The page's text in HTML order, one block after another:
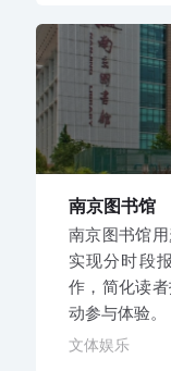
南京图书馆
南京图书馆
实现分时段
作，简化读
动参与体验。
文体娱乐